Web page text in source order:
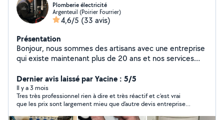
Plomberie électricité
Argenteuil (Poirier Fourrier)
4,6/5 (33 avis)
Présentation
Bonjour, nous sommes des artisans avec une entreprise
qui existe maintenant plus de 20 ans et nos services
bien sûr pour vos assurances ou autres . Passage de
camera , débouchage camion hydrocureur, pour tous ce
qui est bouchon au niveau de vos canalisations . Nous
fesons également tous ce qui est renovation
Dernier avis laissé par Yacine : 5/5
Il y a 3 mois
Tres très professionnel rien à dire et très réactif et c’est vrai
que les prix sont largement mieu que d’autre devis entreprise a